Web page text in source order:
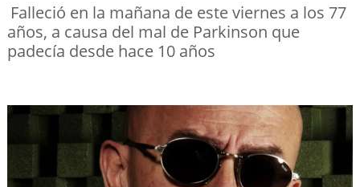
Falleció en la mañana de este viernes a los 77
años, a causa del mal de Parkinson que
padecía desde hace 10 años